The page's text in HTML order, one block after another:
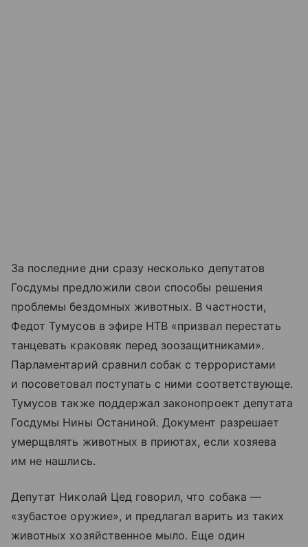
За последние дни сразу несколько депутатов
Госдумы предложили свои способы решения
проблемы бездомных животных. В частности,
Федот Тумусов в эфире НТВ «призвал перестать
танцевать краковяк перед зоозащитниками».
Парламентарий сравнил собак с террористами
и посоветовал поступать с ними соответствующе.
Тумусов также поддержал законопроект депутата
Госдумы Нины Останиной. Документ разрешает
умерщвлять животных в приютах, если хозяева
им не нашлись.
Депутат Николай Цед говорил, что собака —
«зубастое оружие», и предлагал варить из таких
животных хозяйственное мыло. Еще один